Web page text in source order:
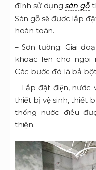
đình sử dụng sàn gỗ
Sàn gỗ sẽ đươc lắp
hoàn toàn.
– Sơn tường: Giai
khoác lên cho ngôi
Các bước đó là bả
– Lắp đặt điện, nước
thiết bị vệ sinh, thiết
thống nước điều
thiện.